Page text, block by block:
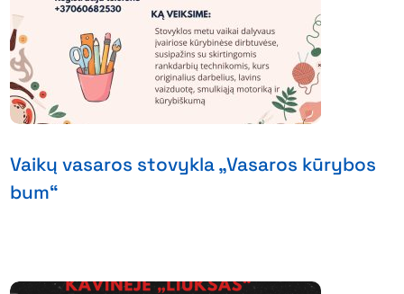
Vaikų vasaros stovykla „Vasaros kūrybos
bum“